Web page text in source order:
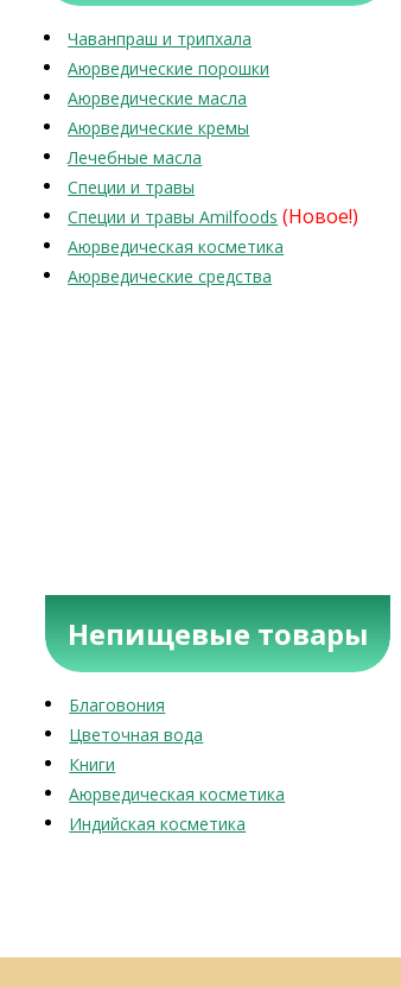
Чаванпраш и трипхала
Аюрведические порошки
Аюрведические масла
Аюрведические кремы
Лечебные масла
Специи и травы
Специи и травы Amilfoods (Новое!)
Аюрведическая косметика
Аюрведические средства
Непищевые товары
Благовония
Цветочная вода
Книги
Аюрведическая косметика
Индийская косметика